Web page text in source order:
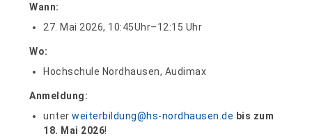
Wann:
27. Mai 2026, 10:45Uhr–12:15 Uhr
Wo:
Hochschule Nordhausen, Audimax
Anmeldung:
unterweiterbildung@hs-nordhausen.de bis zum
18. Mai 2026!